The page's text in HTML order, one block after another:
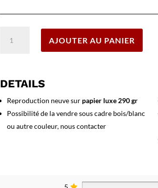
AJOUTER AU PANIER
DETAILS
Reproduction neuve sur papier luxe 290 gr
Possibilité de la vendre sous cadre bois/blanc
ou autre couleur, nous contacter